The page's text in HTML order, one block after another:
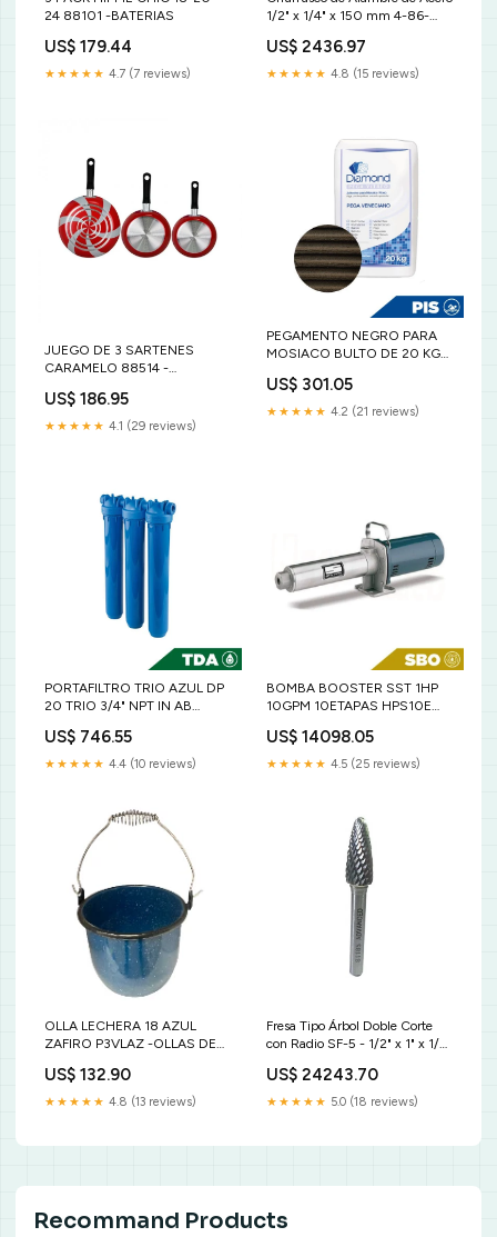
24 88101 -BATERIAS
US$ 179.44
★★★★★ 4.7 (7 reviews)
1/2" x 1/4" x 150 mm 4-86-
US$ 2436.97
★★★★★ 4.8 (15 reviews)
JUEGO DE 3 SARTENES
CARAMELO 88514 -
US$ 186.95
★★★★★ 4.1 (29 reviews)
PEGAMENTO NEGRO PARA
MOSIACO BULTO DE 20 KG
US$ 301.05
★★★★★ 4.2 (21 reviews)
PORTAFILTRO TRIO AZUL DP
20 TRIO 3/4" NPT IN AB
US$ 746.55
★★★★★ 4.4 (10 reviews)
BOMBA BOOSTER SST 1HP
10GPM 10ETAPAS HPS10E
US$ 14098.05
★★★★★ 4.5 (25 reviews)
OLLA LECHERA 18 AZUL
ZAFIRO P3VLAZ -OLLAS DE
US$ 132.90
★★★★★ 4.8 (13 reviews)
Fresa Tipo Árbol Doble Corte
con Radio SF-5 - 1/2" x 1" x 1/4"
US$ 24243.70
★★★★★ 5.0 (18 reviews)
Recommand Products